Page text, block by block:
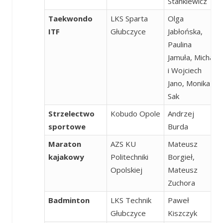
Taekwondo
ITF
LKS Sparta
Głubczyce
Olga
Jabłońska,
Paulina
Jamuła, Michał
i Wojciech
Jano, Monika
Sak
Strzelectwo
sportowe
Kobudo Opole
Andrzej
Burda
Maraton
kajakowy
AZS KU
Politechniki
Opolskiej
Mateusz
Borgieł,
Mateusz
Zuchora
Badminton
LKS Technik
Głubczyce
Paweł
Kiszczyk